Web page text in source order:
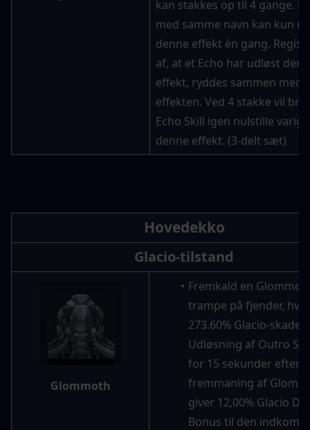
kan stakkes op til 4 gange.
med samme navn kan kun
denne effekt én gang.
af, at et Echo har udløst
effekt, ryddes sammen med
effekten. Ved 4 stakke vil
Echo Skill igen nulstille
denne effekt. (3-delt sæt)
Hovedekko
Glacio-tilstand
Glommoth
Fremkald en
trampe på fjender,
273.60% Glacio-skade.
Udløsning af Outro
for 15 sekunder efter
fremmaning af
giver 12,00% Glacio
Bonus til den